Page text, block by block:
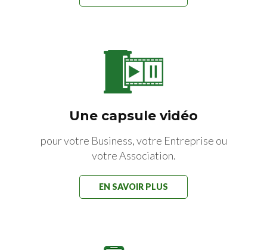
Une capsule vidéo
pour votre Business, votre Entreprise ou
votre Association.
EN SAVOIR PLUS